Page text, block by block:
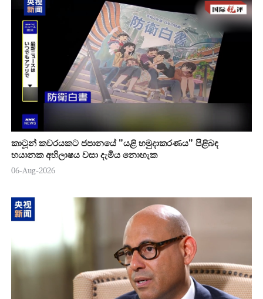
කාටූන් කවරයකට ජපානයේ "යළි හමුදාකරණය" පිළිබඳ
භයානක අභිලාෂය වසා දැමිය නොහැක
06-Aug-2026